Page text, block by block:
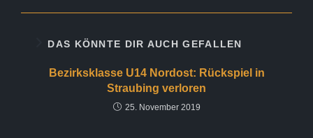
DAS KÖNNTE DIR AUCH GEFALLEN
Bezirksklasse U14 Nordost: Rückspiel in
Straubing verloren
25. November 2019